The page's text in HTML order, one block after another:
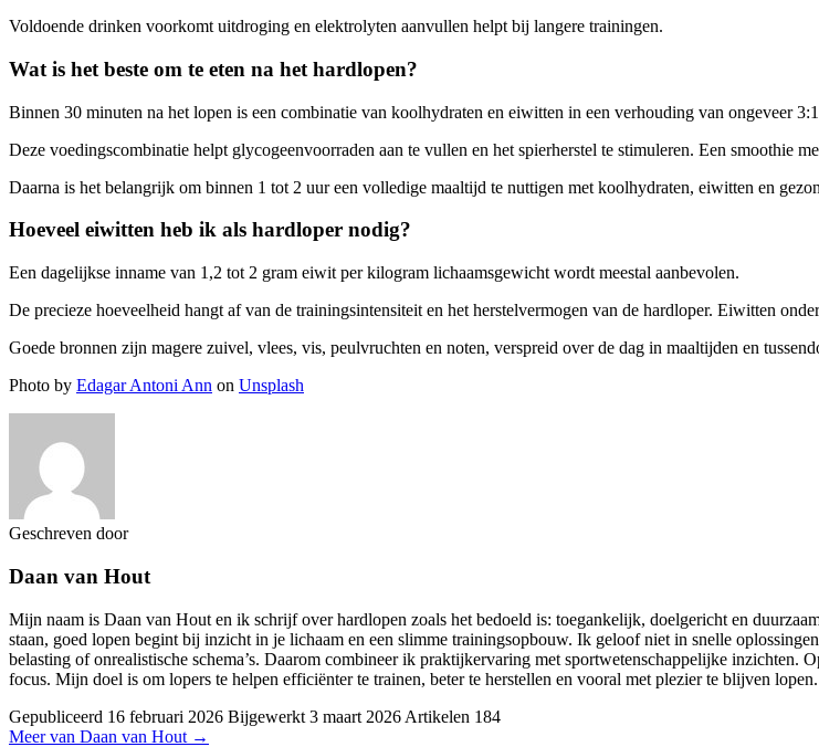
Voldoende drinken voorkomt uitdroging en elektrolyten aanvullen helpt bij langere trainingen.
Wat is het beste om te eten na het hardlopen?
Binnen 30 minuten na het lopen is een combinatie van koolhydraten en eiwitten in een verhouding van ongeveer
Deze voedingscombinatie helpt glycogeenvoorraden aan te vullen en het spierherstel te stimuleren. Een smoothie
Daarna is het belangrijk om binnen 1 tot 2 uur een volledige maaltijd te nuttigen met koolhydraten, eiwitten en
Hoeveel eiwitten heb ik als hardloper nodig?
Een dagelijkse inname van 1,2 tot 2 gram eiwit per kilogram lichaamsgewicht wordt meestal aanbevolen.
De precieze hoeveelheid hangt af van de trainingsintensiteit en het herstelvermogen van de hardloper. Eiwitten
Goede bronnen zijn magere zuivel, vlees, vis, peulvruchten en noten, verspreid over de dag in maaltijden en
Photo by Edagar Antoni Ann on Unsplash
Geschreven door
Daan van Hout
Mijn naam is Daan van Hout en ik schrijf over hardlopen zoals het bedoeld is: toegankelijk, doelgericht en
staan, goed lopen begint bij inzicht in je lichaam en een slimme trainingsopbouw. Ik geloof niet in snelle
belasting of onrealistische schema’s. Daarom combineer ik praktijkervaring met sportwetenschappelijke inzichten.
focus. Mijn doel is om lopers te helpen efficiënter te trainen, beter te herstellen en vooral met plezier te blijven
Gepubliceerd 16 februari 2026 Bijgewerkt 3 maart 2026 Artikelen 184
Meer van Daan van Hout →